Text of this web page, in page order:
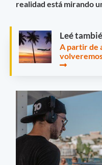
realidad está mirando
Leé
A partir de